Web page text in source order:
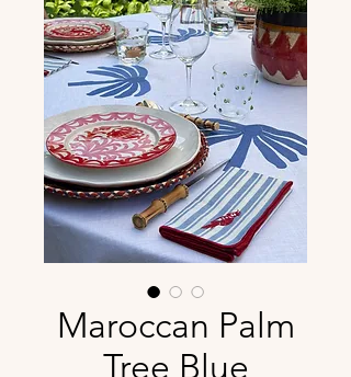
Maroccan Palm
Tree Blue